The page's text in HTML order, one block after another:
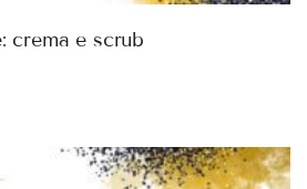
crema e scrub